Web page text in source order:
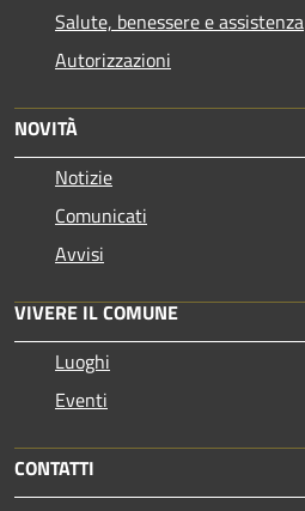
Salute, benessere e assistenza
Autorizzazioni
NOVITÀ
Notizie
Comunicati
Avvisi
VIVERE IL COMUNE
Luoghi
Eventi
CONTATTI